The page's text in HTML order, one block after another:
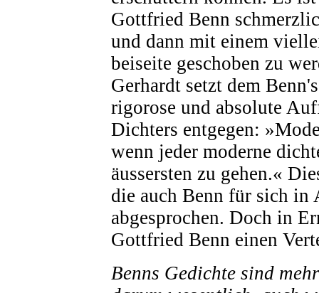
Gottfried Benn
und dann mit einem
beiseite geschoben zu
Gerhardt setzt dem
rigorose und absolute
Dichters entgegen:
wenn jeder moderne
äussersten zu gehen.«
die auch Benn für sich
abgesprochen. Doch in
Gottfried Benn einen
Benns Gedichte sind